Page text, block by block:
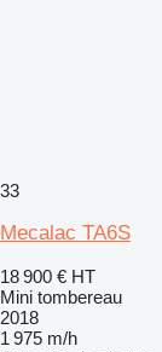
33
Mecalac TA6S
18 900 € HT
Mini tombereau
2018
1 975 m/h